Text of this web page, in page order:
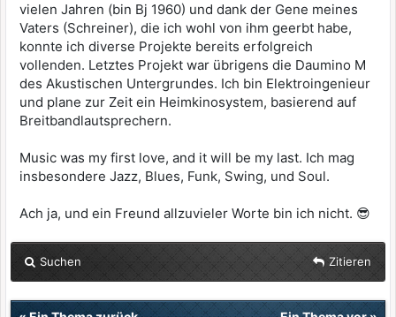
vielen Jahren (bin Bj 1960) und dank der Gene meines
Vaters (Schreiner), die ich wohl von ihm geerbt habe,
konnte ich diverse Projekte bereits erfolgreich
vollenden. Letztes Projekt war übrigens die Daumino M
des Akustischen Untergrundes. Ich bin Elektroingenieur
und plane zur Zeit ein Heimkinosystem, basierend auf
Breitbandlautsprechern.
Music was my first love, and it will be my last. Ich mag
insbesondere Jazz, Blues, Funk, Swing, und Soul.
Ach ja, und ein Freund allzuvieler Worte bin ich nicht. 😎
Suchen Zitieren